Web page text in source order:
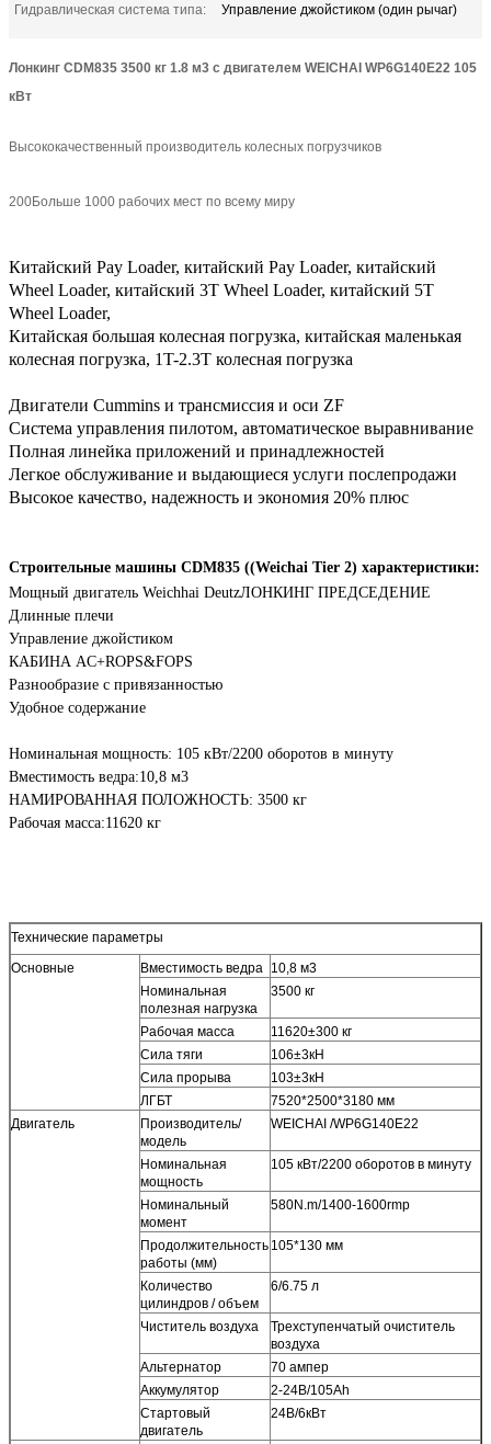
Гидравлическая система типа:
Управление джойстиком (один рычаг)
Лонкинг CDM835 3500 кг 1.8 м3 с двигателем WEICHAI WP6G140E22 105
кВт
Высококачественный производитель колесных погрузчиков
200Больше 1000 рабочих мест по всему миру
Китайский Pay Loader, китайский Pay Loader, китайский
Wheel Loader, китайский 3T Wheel Loader, китайский 5T
Wheel Loader,
Китайская большая колесная погрузка, китайская маленькая
колесная погрузка, 1T-2.3T колесная погрузка
Двигатели Cummins и трансмиссия и оси ZF
Система управления пилотом, автоматическое выравнивание
Полная линейка приложений и принадлежностей
Легкое обслуживание и выдающиеся услуги послепродажи
Высокое качество, надежность и экономия 20% плюс
Строительные машины CDM835 ((Weichai Tier 2) характеристики:
Мощный двигатель Weichhai DeutzЛОНКИНГ ПРЕДСЕДЕНИЕ
Длинные плечи
Управление джойстиком
КАБИНА AC+ROPS&FOPS
Разнообразие с привязанностью
Удобное содержание
Номинальная мощность: 105 кВт/2200 оборотов в минуту
Вместимость ведра:10,8 м3
НАМИРОВАННАЯ ПОЛОЖНОСТЬ: 3500 кг
Рабочая масса:11620 кг
Технические параметры
Основные
Вместимость ведра 10,8 м3
Номинальная
полезная нагрузка
3500 кг
Рабочая масса
11620±300 кг
Сила тяги
106±3кН
Сила прорыва
103±3кН
ЛГБТ
7520*2500*3180 мм
Двигатель
Производитель/
модель
WEICHAI /WP6G140E22
Номинальная
мощность
105 кВт/2200 оборотов в минуту
Номинальный
момент
580N.m/1400-1600rmp
Продолжительность
работы (мм)
105*130 мм
Количество
цилиндров / объем
6/6.75 л
Чиститель воздуха
Трехступенчатый очиститель
воздуха
Альтернатор
70 ампер
Аккумулятор
2-24В/105Ah
Стартовый
двигатель
24В/6кВт